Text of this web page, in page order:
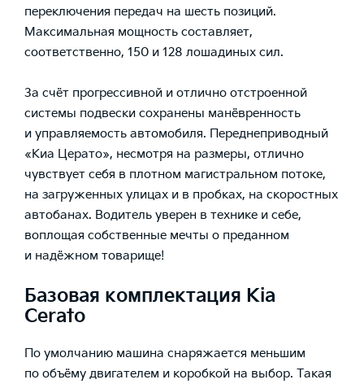
переключения передач на шесть позиций.
Максимальная мощность составляет,
соответственно, 150 и 128 лошадиных сил.
За счёт прогрессивной и отлично отстроенной
системы подвески сохранены манёвренность
и управляемость автомобиля. Переднеприводный
«Киа Церато», несмотря на размеры, отлично
чувствует себя в плотном магистральном потоке,
на загруженных улицах и в пробках, на скоростных
автобанах. Водитель уверен в технике и себе,
воплощая собственные мечты о преданном
и надёжном товарище!
Базовая комплектация Kia
Cerato
По умолчанию машина снаряжается меньшим
по объёму двигателем и коробкой на выбор. Такая